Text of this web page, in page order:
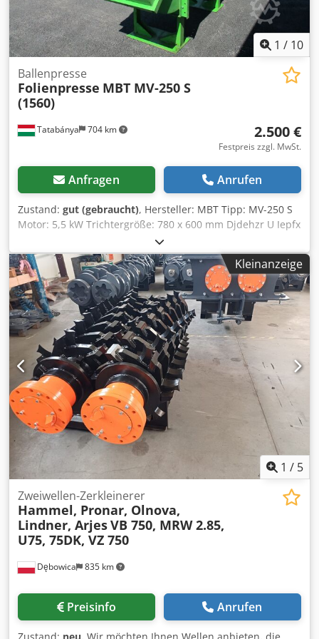
1600KG Bitte fragen Sie Ihre Kranbahn mit Kraglast und
Abmessungen an.
1 / 10
Tatabánya 704 km
Ballenpresse
Folienpresse MBT MV-250 S
(1560)
2.500 €
Festpreis zzgl. MwSt.
Anfragen Anrufen
Zustand: gut (gebraucht), Hersteller: MBT Tipp: MV-250 S
Motor: 5,5 kW Trichtergröße: 780 x 600 mm Djdehzr U Iepfx
Alaeck Gehäusegröße: 3500 x 1000 x 2200 mm
Kleinanzeige
1 / 5
Dębowica 835 km
Zweiwellen-Zerkleinerer
Hammel, Pronar, Olnova,
Lindner, ArjesVB 750, MRW 2.85,
U75, 75DK, VZ 750
Preisinfo Anrufen